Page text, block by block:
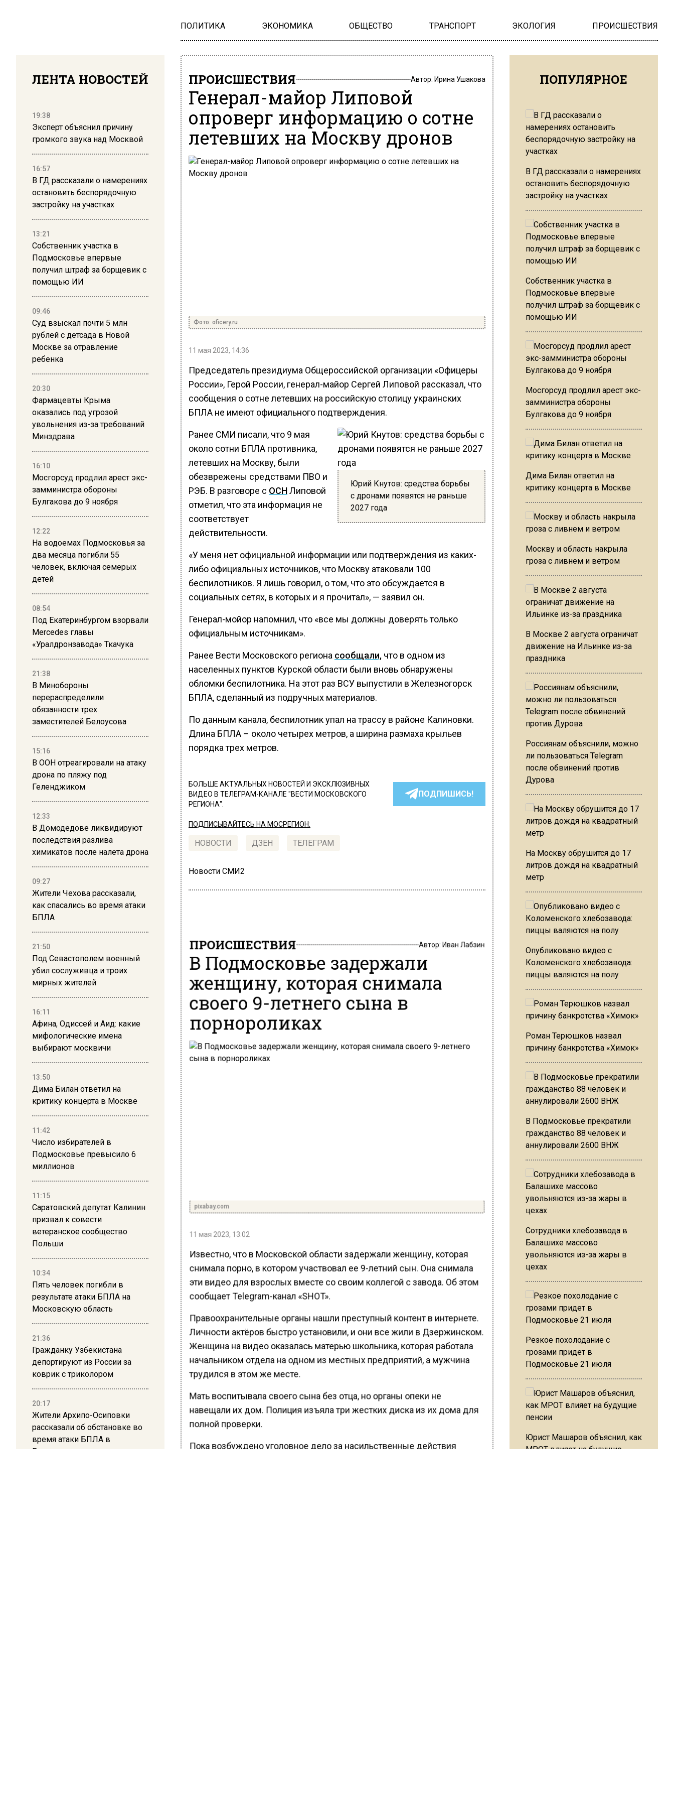
ПОЛИТИКА ЭКОНОМИКА ОБЩЕСТВО ТРАНСПОРТ ЭКОЛОГИЯ ПРОИСШЕСТВИЯ
ЛЕНТА НОВОСТЕЙ
19:38
Эксперт объяснил причину
громкого звука над Москвой
16:57
В ГД рассказали о намерениях
остановить беспорядочную
застройку на участках
13:21
Собственник участка в
Подмосковье впервые
получил штраф за борщевик с
помощью ИИ
09:46
Суд взыскал почти 5 млн
рублей с детсада в Новой
Москве за отравление
ребенка
20:30
Фармацевты Крыма
оказались под угрозой
увольнения из-за требований
Минздрава
16:10
Мосгорсуд продлил арест экс-
замминистра обороны
Булгакова до 9 ноября
12:22
На водоемах Подмосковья за
два месяца погибли 55
человек, включая семерых
детей
08:54
Под Екатеринбургом взорвали
Mercedes главы
«Уралдронзавода» Ткачука
21:38
В Минобороны
перераспределили
обязанности трех
заместителей Белоусова
15:16
В ООН отреагировали на атаку
дрона по пляжу под
Геленджиком
12:33
В Домодедове ликвидируют
последствия разлива
химикатов после налета дрона
09:27
Жители Чехова рассказали,
как спасались во время атаки
БПЛА
21:50
Под Севастополем военный
убил сослуживца и троих
мирных жителей
16:11
Афина, Одиссей и Аид: какие
мифологические имена
выбирают москвичи
13:50
Дима Билан ответил на
критику концерта в Москве
11:42
Число избирателей в
Подмосковье превысило 6
миллионов
11:15
Саратовский депутат Калинин
призвал к совести
ветеранское сообщество
Польши
10:34
Пять человек погибли в
результате атаки БПЛА на
Московскую область
21:36
Гражданку Узбекистана
депортируют из России за
коврик с триколором
20:17
Жители Архипо-Осиповки
рассказали об обстановке во
время атаки БПЛА в
Геленджике
ПРОИСШЕСТВИЯ Автор: Ирина Ушакова
Генерал-майор Липовой
опроверг информацию о сотне
летевших на Москву дронов
Фото: oficery.ru
11 мая 2023, 14:36
Председатель президиума Общероссийской организации «Офицеры
России», Герой России, генерал-майор Сергей Липовой рассказал, что
сообщения о сотне летевших на российскую столицу украинских
БПЛА не имеют официального подтверждения.
Юрий Кнутов: средства борьбы
с дронами появятся не раньше
2027 года
Ранее СМИ писали, что 9 мая
около сотни БПЛА противника,
летевших на Москву, были
обезврежены средствами ПВО и
РЭБ. В разговоре с ОСНЛиповой
отметил, что эта информация не
соответствует
действительности.
«У меня нет официальной информации или подтверждения из каких-
либо официальных источников, что Москву атаковали 100
беспилотников. Я лишь говорил, о том, что это обсуждается в
социальных сетях, в которых и я прочитал», — заявил он.
Генерал-мойор напомнил, что «все мы должны доверять только
официальным источникам».
Ранее Вести Московского региона сообщали,что в одном из
населенных пунктов Курской области были вновь обнаружены
обломки беспилотника. На этот раз ВСУ выпустили в Железногорск
БПЛА, сделанный из подручных материалов.
По данным канала, беспилотник упал на трассу в районе Калиновки.
Длина БПЛА – около четырех метров, а ширина размаха крыльев
порядка трех метров.
БОЛЬШЕ АКТУАЛЬНЫХ НОВОСТЕЙ И ЭКСКЛЮЗИВНЫХ
ВИДЕО В ТЕЛЕГРАМ-КАНАЛЕ "ВЕСТИ МОСКОВСКОГО
РЕГИОНА".
ПОДПИШИСЬ!
ПОДПИСЫВАЙТЕСЬ НА МОСРЕГИОН:
НОВОСТИ ДЗЕН ТЕЛЕГРАМ
Новости СМИ2
ПРОИСШЕСТВИЯ Автор:Иван Лабзин
В Подмосковье задержали
женщину, которая снимала
своего 9-летнего сына в
порнороликах
pixabay.com
11 мая 2023, 13:02
Известно, что в Московской области задержали женщину, которая
снимала порно, в котором участвовал ее 9-летний сын. Она снимала
эти видео для взрослых вместе со своим коллегой с завода. Об этом
сообщает Telegram-канал «SHOT».
Правоохранительные органы нашли преступный контент в интернете.
Личности актёров быстро установили, и они все жили в Дзержинском.
Женщина на видео оказалась матерью школьника, которая работала
начальником отдела на одном из местных предприятий, а мужчина
трудился в этом же месте.
Мать воспитывала своего сына без отца, но органы опеки не
навещали их дом. Полиция изъяла три жестких диска из их дома для
полной проверки.
Пока возбуждено уголовное дело за насильственные действия
ПОПУЛЯРНОЕ
В ГД рассказали о намерениях
остановить беспорядочную
застройку на участках
Собственник участка в
Подмосковье впервые
получил штраф за борщевик с
помощью ИИ
Мосгорсуд продлил арест экс-
замминистра обороны
Булгакова до 9 ноября
Дима Билан ответил на
критику концерта в Москве
Москву и область накрыла
гроза с ливнем и ветром
В Москве 2 августа ограничат
движение на Ильинке из-за
праздника
Россиянам объяснили, можно
ли пользоваться Telegram
после обвинений против
Дурова
На Москву обрушится до 17
литров дождя на квадратный
метр
Опубликовано видео с
Коломенского хлебозавода:
пиццы валяются на полу
Роман Терюшков назвал
причину банкротства «Химок»
В Подмосковье прекратили
гражданство 88 человек и
аннулировали 2600 ВНЖ
Сотрудники хлебозавода в
Балашихе массово
увольняются из-за жары в
цехах
Резкое похолодание с
грозами придет в
Подмосковье 21 июля
Юрист Машаров объяснил, как
МРОТ влияет на будущие